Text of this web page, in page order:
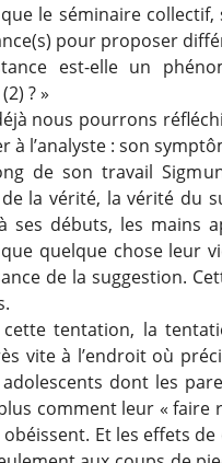
que le séminaire
pour proposer
est-elle un
? »
nous pourrons
à l’analyste : son
de son travail
la vérité, la vérité du
ses débuts, les mains
que quelque chose leur
de la suggestion.
cette tentation, la
vite à l’endroit où
dont les
comment leur « faire
obéissent. Et les effets